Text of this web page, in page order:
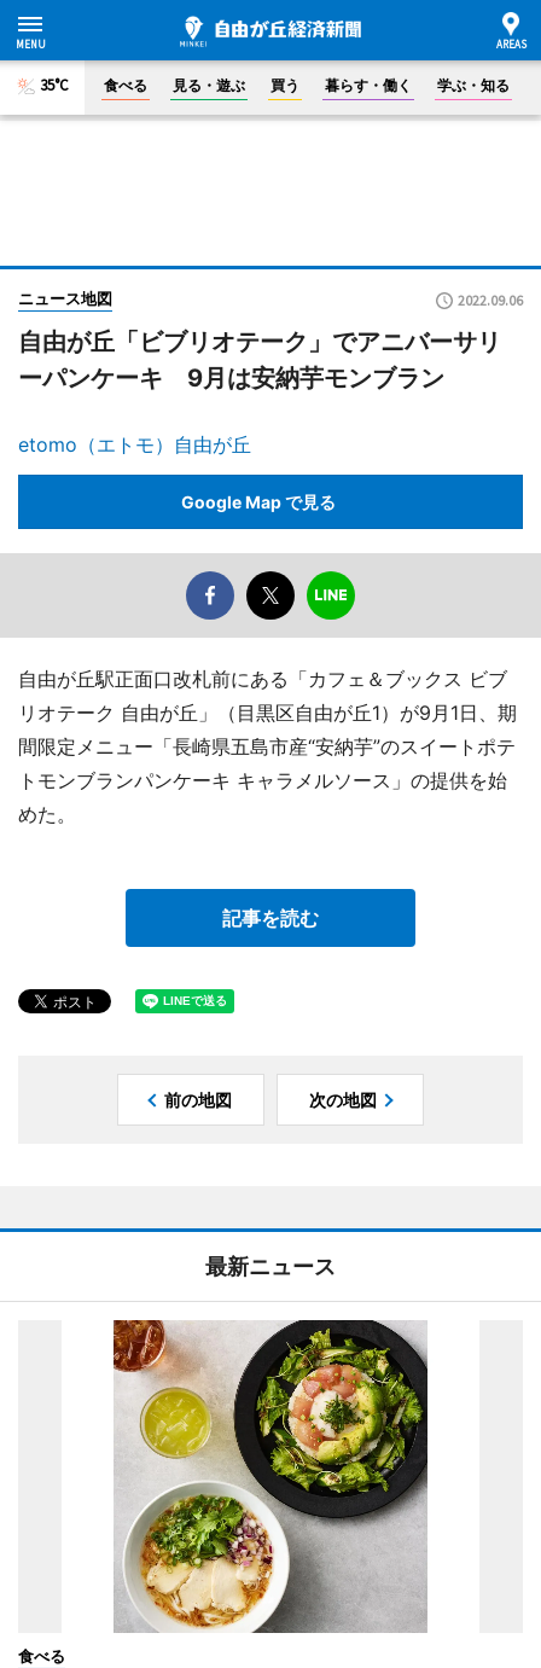
35°C 食べる 見る・遊ぶ 買う 暮らす・働く 学ぶ・知る
ニュース地図 2022.09.06
自由が丘「ビブリオテーク」でアニバーサリ
ーパンケーキ 9月は安納芋モンブラン
etomo（エトモ）自由が丘
Google Map で見る
自由が丘駅正面口改札前にある「カフェ＆ブックス ビブ
リオテーク 自由が丘」（目黒区自由が丘1）が9月1日、期
間限定メニュー「長崎県五島市産“安納芋”のスイートポテ
トモンブランパンケーキ キャラメルソース」の提供を始
めた。
記事を読む
前の地図 次の地図
最新ニュース
食べる